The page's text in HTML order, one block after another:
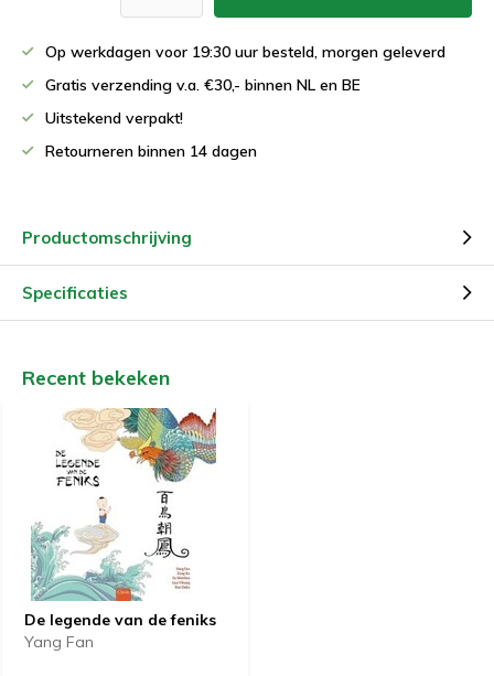
Op werkdagen voor 19:30 uur besteld, morgen geleverd
Gratis verzending v.a. €30,- binnen NL en BE
Uitstekend verpakt!
Retourneren binnen 14 dagen
Productomschrijving
Specificaties
Recent bekeken
De legende van de feniks
Yang Fan